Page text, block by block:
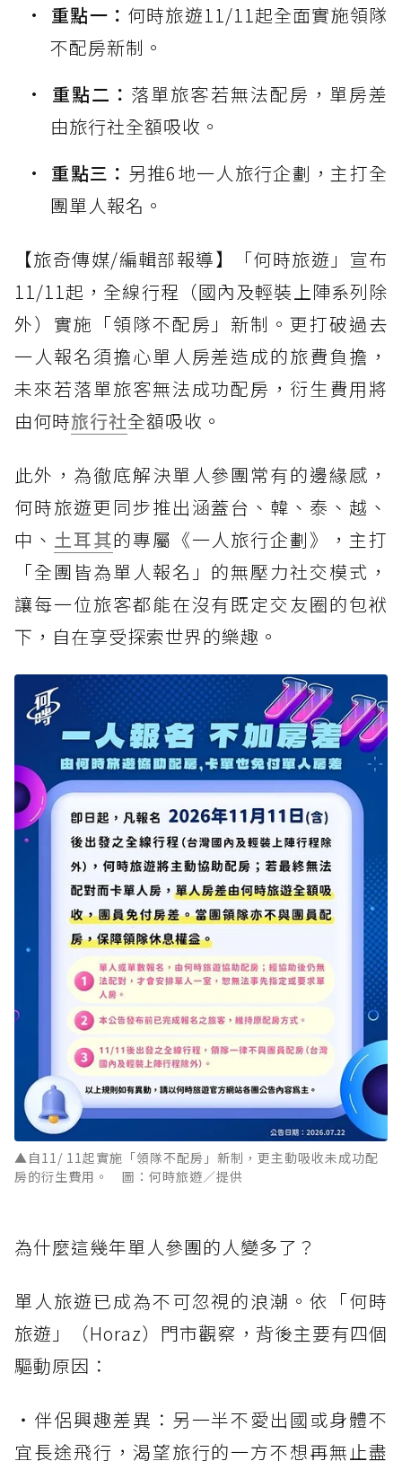
重點一： 何時旅遊11/11起全面實施領隊
不配房新制。
重點二： 落單旅客若無法配房，單房差
由旅行社全額吸收。
重點三： 另推6地一人旅行企劃，主打全
團單人報名。
【旅奇傳媒/編輯部報導】「何時旅遊」宣布
11/11起，全線行程（國內及輕裝上陣系列除
外）實施「領隊不配房」新制。更打破過去
一人報名須擔心單人房差造成的旅費負擔，
未來若落單旅客無法成功配房，衍生費用將
由何時旅行社全額吸收。
此外，為徹底解決單人參團常有的邊緣感，
何時旅遊更同步推出涵蓋台、韓、泰、越、
中、 土耳其的專屬《一人旅行企劃》，主打
「全團皆為單人報名」的無壓力社交模式，
讓每一位旅客都能在沒有既定交友圈的包袱
下，自在享受探索世界的樂趣。
▲自11/ 11起實施「領隊不配房」新制，更主動吸收未成功配
房的衍生費用。 圖：何時旅遊／提供
為什麼這幾年單人參團的人變多了？
單人旅遊已成為不可忽視的浪潮。依「何時
旅遊」（Horaz）門市觀察，背後主要有四個
驅動原因：
・伴侶興趣差異：另一半不愛出國或身體不
宜長途飛行，渴望旅行的一方不想再無止盡